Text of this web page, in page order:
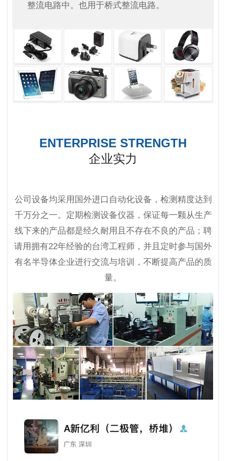
整流电路中。也用于桥式整流电路。
ENTERPRISE STRENGTH
企业实力
公司设备均采用国外进口自动化设备，检测精度达到
千万分之一。定期检测设备仪器，保证每一颗从生产
线下来的产品都是经久耐用且不存在不良的产品；聘
请用拥有22年经验的台湾工程师，并且定时参与国外
有名半导体企业进行交流与培训，不断提高产品的质
量。